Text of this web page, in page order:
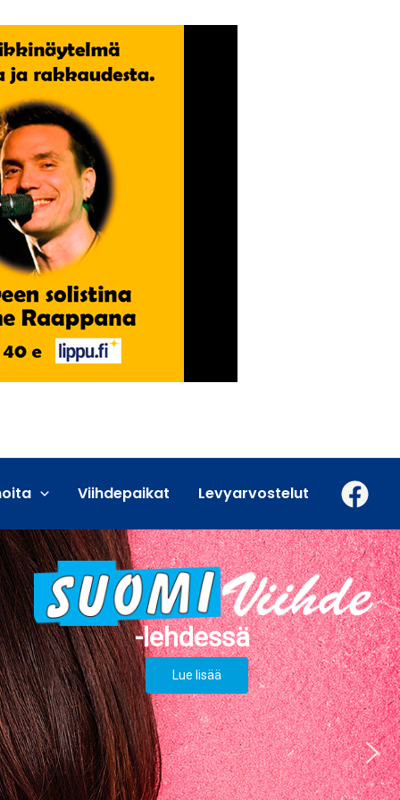
Viihdepaikat Levyarvostelut
Lue lisää